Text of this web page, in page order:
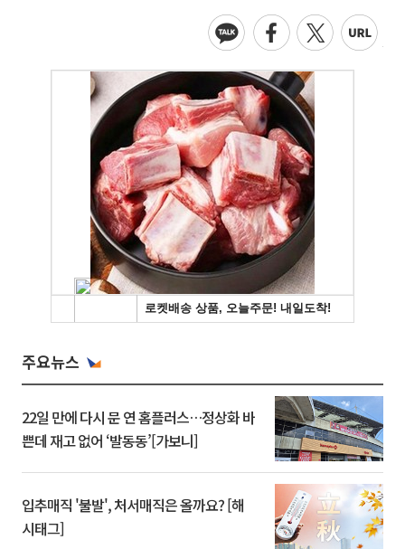
주요뉴스
22일 만에 다시 문 연 홈플러스…정상화 바
쁜데 재고 없어 ‘발동동’[가보니]
입추매직 '불발', 처서매직은 올까요? [해
시태그]